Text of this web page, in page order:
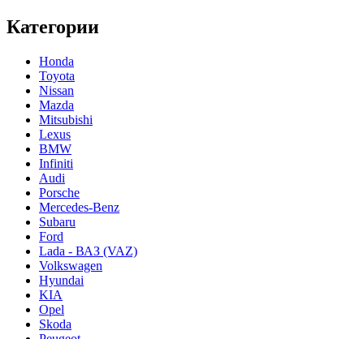
Категории
Honda
Toyota
Nissan
Mazda
Mitsubishi
Lexus
BMW
Infiniti
Audi
Porsche
Mercedes-Benz
Subaru
Ford
Lada - ВАЗ (VAZ)
Volkswagen
Hyundai
KIA
Opel
Skoda